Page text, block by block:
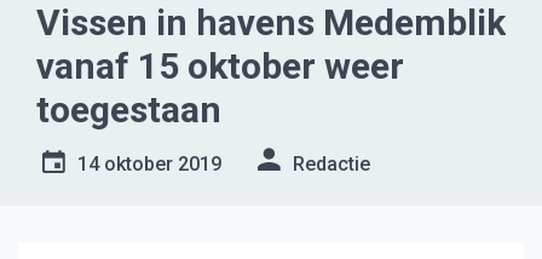
Vissen in havens Medemblik
vanaf 15 oktober weer
toegestaan
14 oktober 2019 Redactie